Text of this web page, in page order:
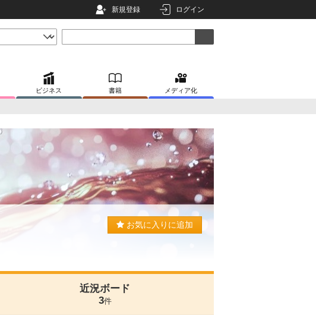
新規登録 ログイン
ビジネス 書籍 メディア化
お気に入りに追加
近況ボード
3件